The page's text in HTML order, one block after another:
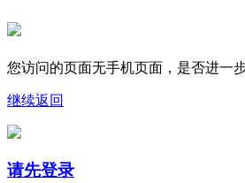
您访问的页面无手机页面，是否进一
继续返回
请先登录